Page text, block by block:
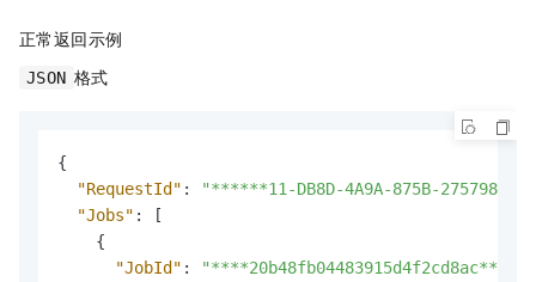
正常返回示例
JSON 格式
{
"RequestId" :
"******11-DB8D-4A9A-875B-
"Jobs" :
[
{
"JobId" : "****20b48fb04483915d4f2cd8ac****"